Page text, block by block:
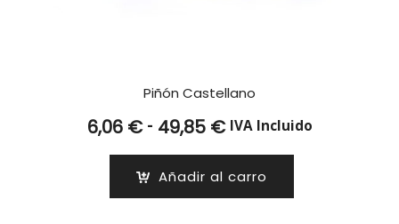
Piñón Castellano
6,06 € - 49,85 €Rango
desde
IVA Incluido
Añadir al carro